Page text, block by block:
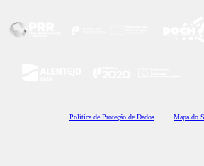
Política de Proteção de Dados Mapa do